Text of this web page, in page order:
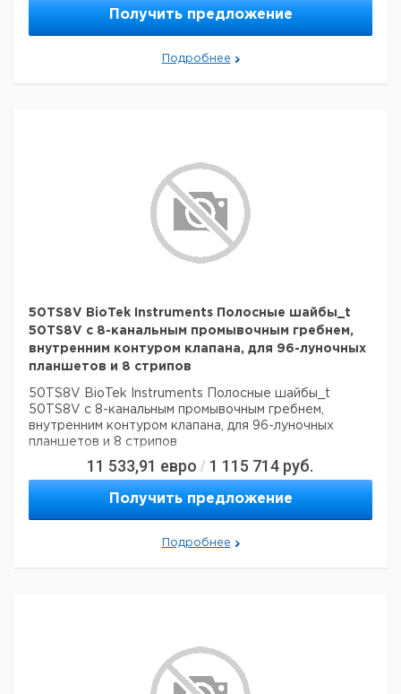
Получить предложение
Подробнее
50TS8V BioTek Instruments Полосные шайбы_t
50TS8V с 8-канальным промывочным гребнем,
внутренним контуром клапана, для 96-луночных
планшетов и 8 стрипов
50TS8V BioTek Instruments Полосные шайбы_t
50TS8V с 8-канальным промывочным гребнем,
внутренним контуром клапана, для 96-луночных
планшетов и 8 стрипов
11 533,91 евро / 1 115 714 руб.
Получить предложение
Подробнее